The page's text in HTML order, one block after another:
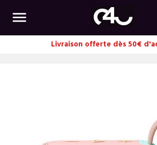

Livraison offerte dès 50€